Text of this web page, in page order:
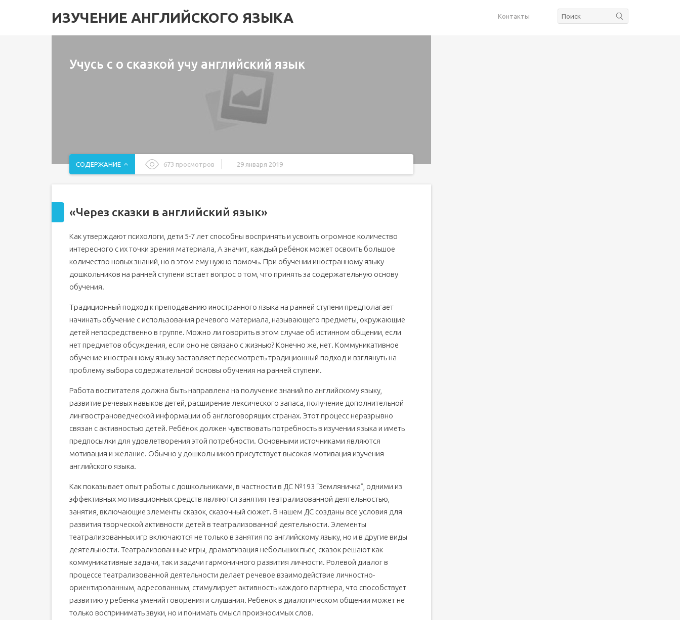
ИЗУЧЕНИЕ АНГЛИЙСКОГО ЯЗЫКА Контакты
Учусь с о сказкой учу английский язык
СОДЕРЖАНИЕ 673 просмотров 29 января 2019
Предварительный просмотр:
Читаем детские сказки на английском языке для начинающих
Сказки на английском для детей: к языку через увлекательные истории
Английские сказки: интерес, кругозор, польза
Выбор сказок для эффективного изучения английского
Обучение английскому с помощью сказок: важные нюансы
Примеры сказок для уроков английского языка
«Через сказки в английский язык»
Как утверждают психологи, дети 5-7 лет способны воспринять и усвоить огромное количество
интересного с их точки зрения материала, А значит, каждый ребёнок может освоить большое
количество новых знаний, но в этом ему нужно помочь. При обучении иностранному языку
дошкольников на ранней ступени встает вопрос о том, что принять за содержательную основу
обучения.
Традиционный подход к преподаванию иностранного языка на ранней ступени предполагает
начинать обучение с использования речевого материала, называющего предметы, окружающие
детей непосредственно в группе. Можно ли говорить в этом случае об истинном общении, если
нет предметов обсуждения, если оно не связано с жизнью? Конечно же, нет. Коммуникативное
обучение иностранному языку заставляет пересмотреть традиционный подход и взглянуть на
проблему выбора содержательной основы обучения на ранней ступени.
Работа воспитателя должна быть направлена на получение знаний по английскому языку,
развитие речевых навыков детей, расширение лексического запаса, получение дополнительной
лингвострановедческой информации об англоговорящих странах. Этот процесс неразрывно
связан с активностью детей. Ребёнок должен чувствовать потребность в изучении языка и иметь
предпосылки для удовлетворения этой потребности. Основными источниками являются
мотивация и желание. Обычно у дошкольников присутствует высокая мотивация изучения
английского языка.
Как показывает опыт работы с дошкольниками, в частности в ДС №193 “Земляничка”, одними из
эффективных мотивационных средств являются занятия театрализованной деятельностью,
занятия, включающие элементы сказок, сказочный сюжет. В нашем ДС созданы все условия для
развития творческой активности детей в театрализованной деятельности. Элементы
театрализованных игр включаются не только в занятия по английскому языку, но и в другие виды
деятельности. Театрализованные игры, драматизация небольших пьес, сказок решают как
коммуникативные задачи, так и задачи гармоничного развития личности. Ролевой диалог в
процессе театрализованной деятельности делает речевое взаимодействие личностно-
ориентированным, адресованным, стимулирует активность каждого партнера, что способствует
развитию у ребенка умений говорения и слушания. Ребенок в диалогическом общении может не
только воспринимать звуки, но и понимать смысл произносимых слов.